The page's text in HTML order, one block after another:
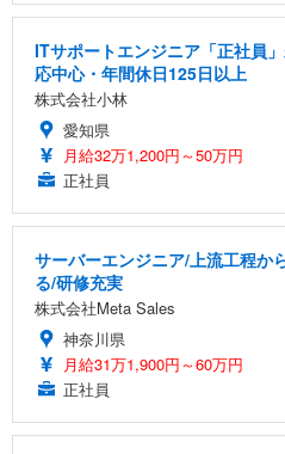
ITサポートエンジニア「正社員
応中心・年間休日125日以上
株式会社小林
愛知県
月給32万1,200円～50万円
正社員
サーバーエンジニア/上流工程か
る/研修充実
株式会社Meta Sales
神奈川県
月給31万1,900円～60万円
正社員